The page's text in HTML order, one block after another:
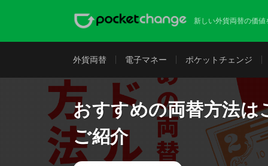
新しい外貨両替の価
外貨両替 電子マネー ポケットチェンジ
おすすめの両替方法は
ご紹介